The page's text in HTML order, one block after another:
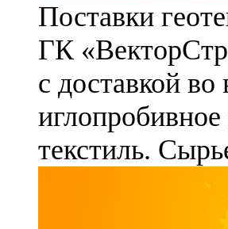
Поставки
ГК
с доставкой
текстиль.